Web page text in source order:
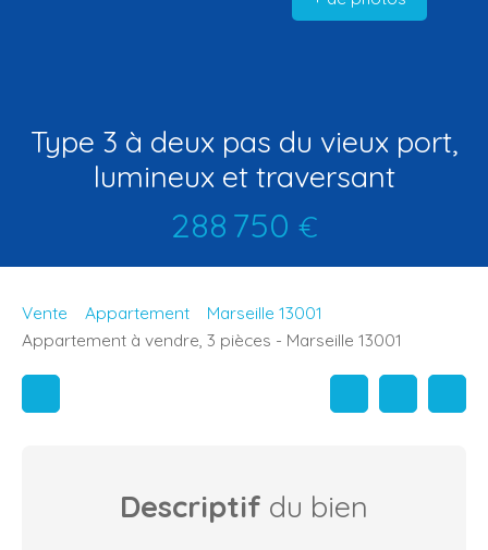
Type 3 à deux pas du vieux port,
lumineux et traversant
288 750 €
Vente Appartement
Marseille 13001
Appartement à vendre, 3 pièces - Marseille 13001
Descriptif du bien